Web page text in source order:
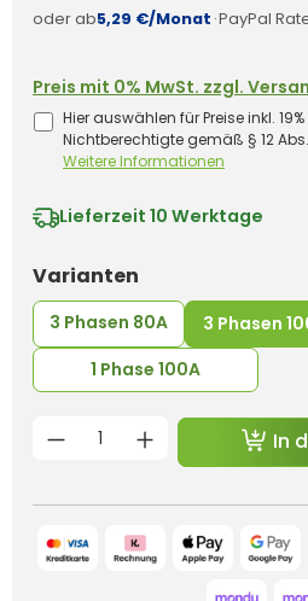
oder ab5,29 €/Monat ·PayPal
Preis mit 0% MwSt. zzgl.
Hier auswählen für Preise inkl.
Nichtberechtigte gemäß § 12
Weitere Informationen
Lieferzeit 10 Werktage
Varianten
3 Phasen 80A 3 Phasen
1 Phase 100A
Produkt Anzahl: In